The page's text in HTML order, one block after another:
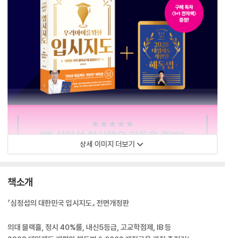
상세 이미지 더보기
책소개
『심정섭의 대한민국 입시지도』 전면개정판
의대 블랙홀, 정시 40%룰, 내신5등급, 고교학점제, IB 등